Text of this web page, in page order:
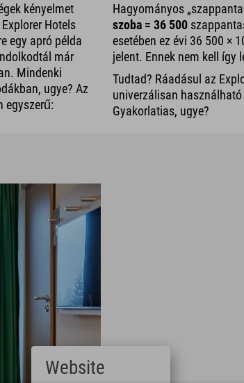
kényelmet
Hotels
egy apró példa
már
Mindenki
ugye? Az
egyszerű:
Hagyományos
szoba = 36 500
esetében ez évi 36 500 ×
jelent. Ennek nem kell így
Tudtad? Ráadásul az
univerzálisan
Gyakorlatias, ugye?
Website